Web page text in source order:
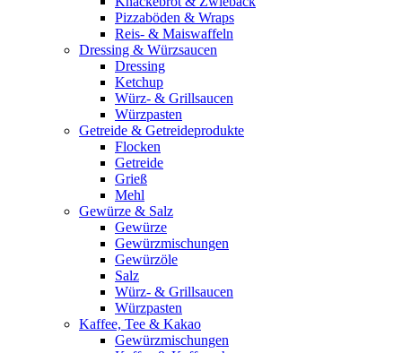
Pizzaböden & Wraps
Reis- & Maiswaffeln
Dressing & Würzsaucen
Dressing
Ketchup
Würz- & Grillsaucen
Würzpasten
Getreide & Getreideprodukte
Flocken
Getreide
Grieß
Mehl
Gewürze & Salz
Gewürze
Gewürzmischungen
Gewürzöle
Salz
Würz- & Grillsaucen
Würzpasten
Kaffee, Tee & Kakao
Gewürzmischungen